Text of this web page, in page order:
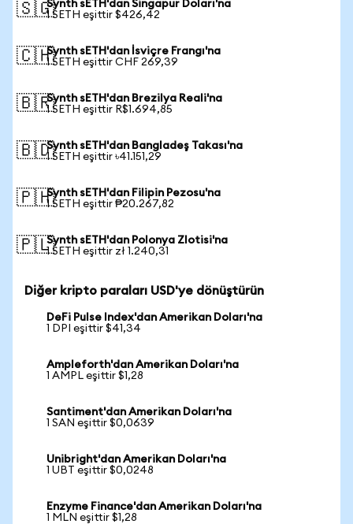
🇸🇬Synth sETH'dan Singapur Doları'na
1 SETH eşittir $426,42
🇨🇭Synth sETH'dan İsviçre Frangı'na
1 SETH eşittir CHF 269,39
🇧🇷Synth sETH'dan Brezilya Reali'na
1 SETH eşittir R$1.694,85
🇧🇩Synth sETH'dan Bangladeş Takası'na
1 SETH eşittir ৳41.151,29
🇵🇭Synth sETH'dan Filipin Pezosu'na
1 SETH eşittir ₱20.267,82
🇵🇱Synth sETH'dan Polonya Zlotisi'na
1 SETH eşittir zł 1.240,31
Diğer kripto paraları USD'ye dönüştürün
DeFi Pulse Index'dan Amerikan Doları'na
1 DPI eşittir $41,34
Ampleforth'dan Amerikan Doları'na
1 AMPL eşittir $1,28
Santiment'dan Amerikan Doları'na
1 SAN eşittir $0,0639
Unibright'dan Amerikan Doları'na
1 UBT eşittir $0,0248
Enzyme Finance'dan Amerikan Doları'na
1 MLN eşittir $1,28